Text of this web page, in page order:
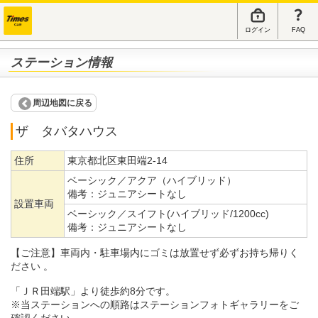
ログイン FAQ
ステーション情報
周辺地図に戻る
ザ タバタハウス
住所 東京都北区東田端2-14
設置車両
ベーシック／アクア（ハイブリッド）
備考： ジュニアシートなし
ベーシック／スイフト(ハイブリッド/1200cc)
備考： ジュニアシートなし
【ご注意】車両内・駐車場内にゴミは放置せず必ずお持ち帰りく
ださい 。
「ＪＲ田端駅」より徒歩約8分です。
※当ステーションへの順路はステーションフォトギャラリーをご